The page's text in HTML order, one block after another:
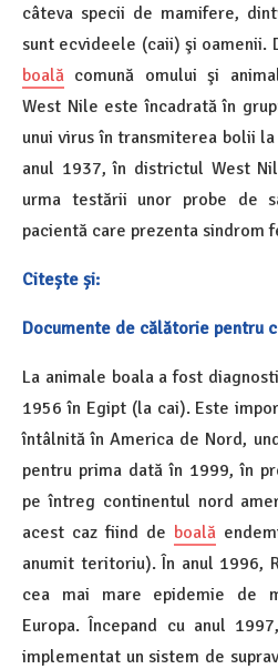
câteva specii de mamifere,
sunt ecvideele (caii) şi oamenii.
boală comună omului şi
West Nile este încadrată în
unui virus în transmiterea bolii
anul 1937, în districtul West
urma testării unor probe de
pacientă care prezenta sindrom
Citește și:
Documente de călătorie pentru
La animale boala a fost
1956 în Egipt (la cai). Este
întâlnită în America de Nord,
pentru prima dată în 1999, în
pe întreg continentul nord
acest caz fiind de boală
anumit teritoriu). În anul 1996,
cea mai mare epidemie de
Europa. Începand cu anul
implementat un sistem de